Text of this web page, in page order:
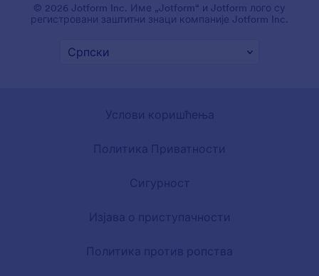
© 2026 Jotform Inc. Име „Jotform“ и Jotform лого су
регистровани заштитни знаци компаније Jotform Inc.
Услови коришћења
Политика Приватности
Сигурност
Изјава о приступачности
Политика против ропства